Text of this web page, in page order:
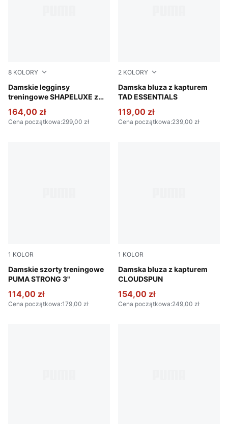
8 KOLORY
Damskie legginsy
treningowe SHAPELUXE z
Plum Wine
164,00 zł
Cena początkowa:299,00 zł
2 KOLORY
Damska bluza z kapturem
TAD ESSENTIALS
Puma Black
119,00 zł
Cena początkowa:239,00 zł
1 KOLOR
Damskie szorty treningowe
PUMA STRONG 3"
Puma Black
114,00 zł
Cena początkowa:179,00 zł
1 KOLOR
Damska bluza z kapturem
CLOUDSPUN
Fresh Water
154,00 zł
Cena początkowa:249,00 zł